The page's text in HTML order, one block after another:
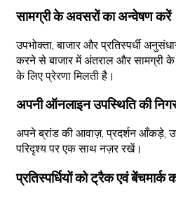
सामग्री के अवसरों का अन्वेषण करें
उपभोक्ता, बाजार और प्रतिस्पर्धी
करने से बाजार में अंतराल और
के लिए प्रेरणा मिलती है।
अपनी ऑनलाइन उपस्थिति की
अपने ब्रांड की आवाज़, प्रदर्शन आँकड़े,
परिदृश्य पर एक साथ नज़र रखें।
प्रतिस्पर्धियों को ट्रैक एवं बेंचमार्क